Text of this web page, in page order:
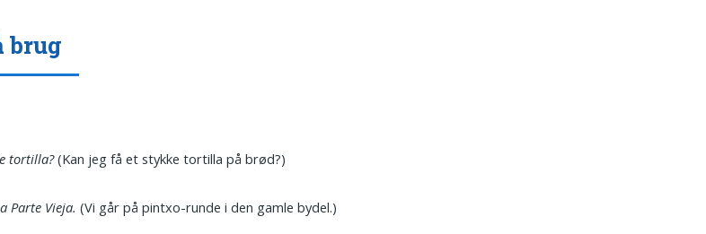
brug
tortilla?(Kan jeg få et stykke tortilla på brød?)
Parte Vieja. (Vi går på pintxo-runde i den gamle bydel.)